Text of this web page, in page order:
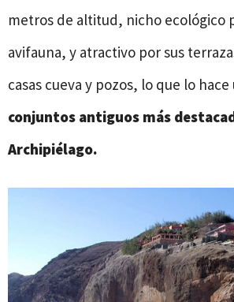
metros de altitud, nicho ecológico
avifauna, y atractivo por sus
casas cueva y pozos, lo que lo
conjuntos antiguos más
Archipiélago.